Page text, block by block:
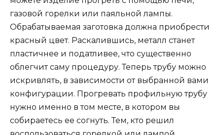
газовой горелки или паяльной лампы.
Обрабатываемая заготовка должна приобрести
красный цвет. Раскалившись, металл станет
пластичнее и податливее, что существенно
облегчит саму процедуру. Теперь трубу можно
искривлять, в зависимости от выбранной вами
конфигурации. Прогревать профильную трубу
нужно именно в том месте, в котором вы
собираетесь ее согнуть. Тем, кто решил